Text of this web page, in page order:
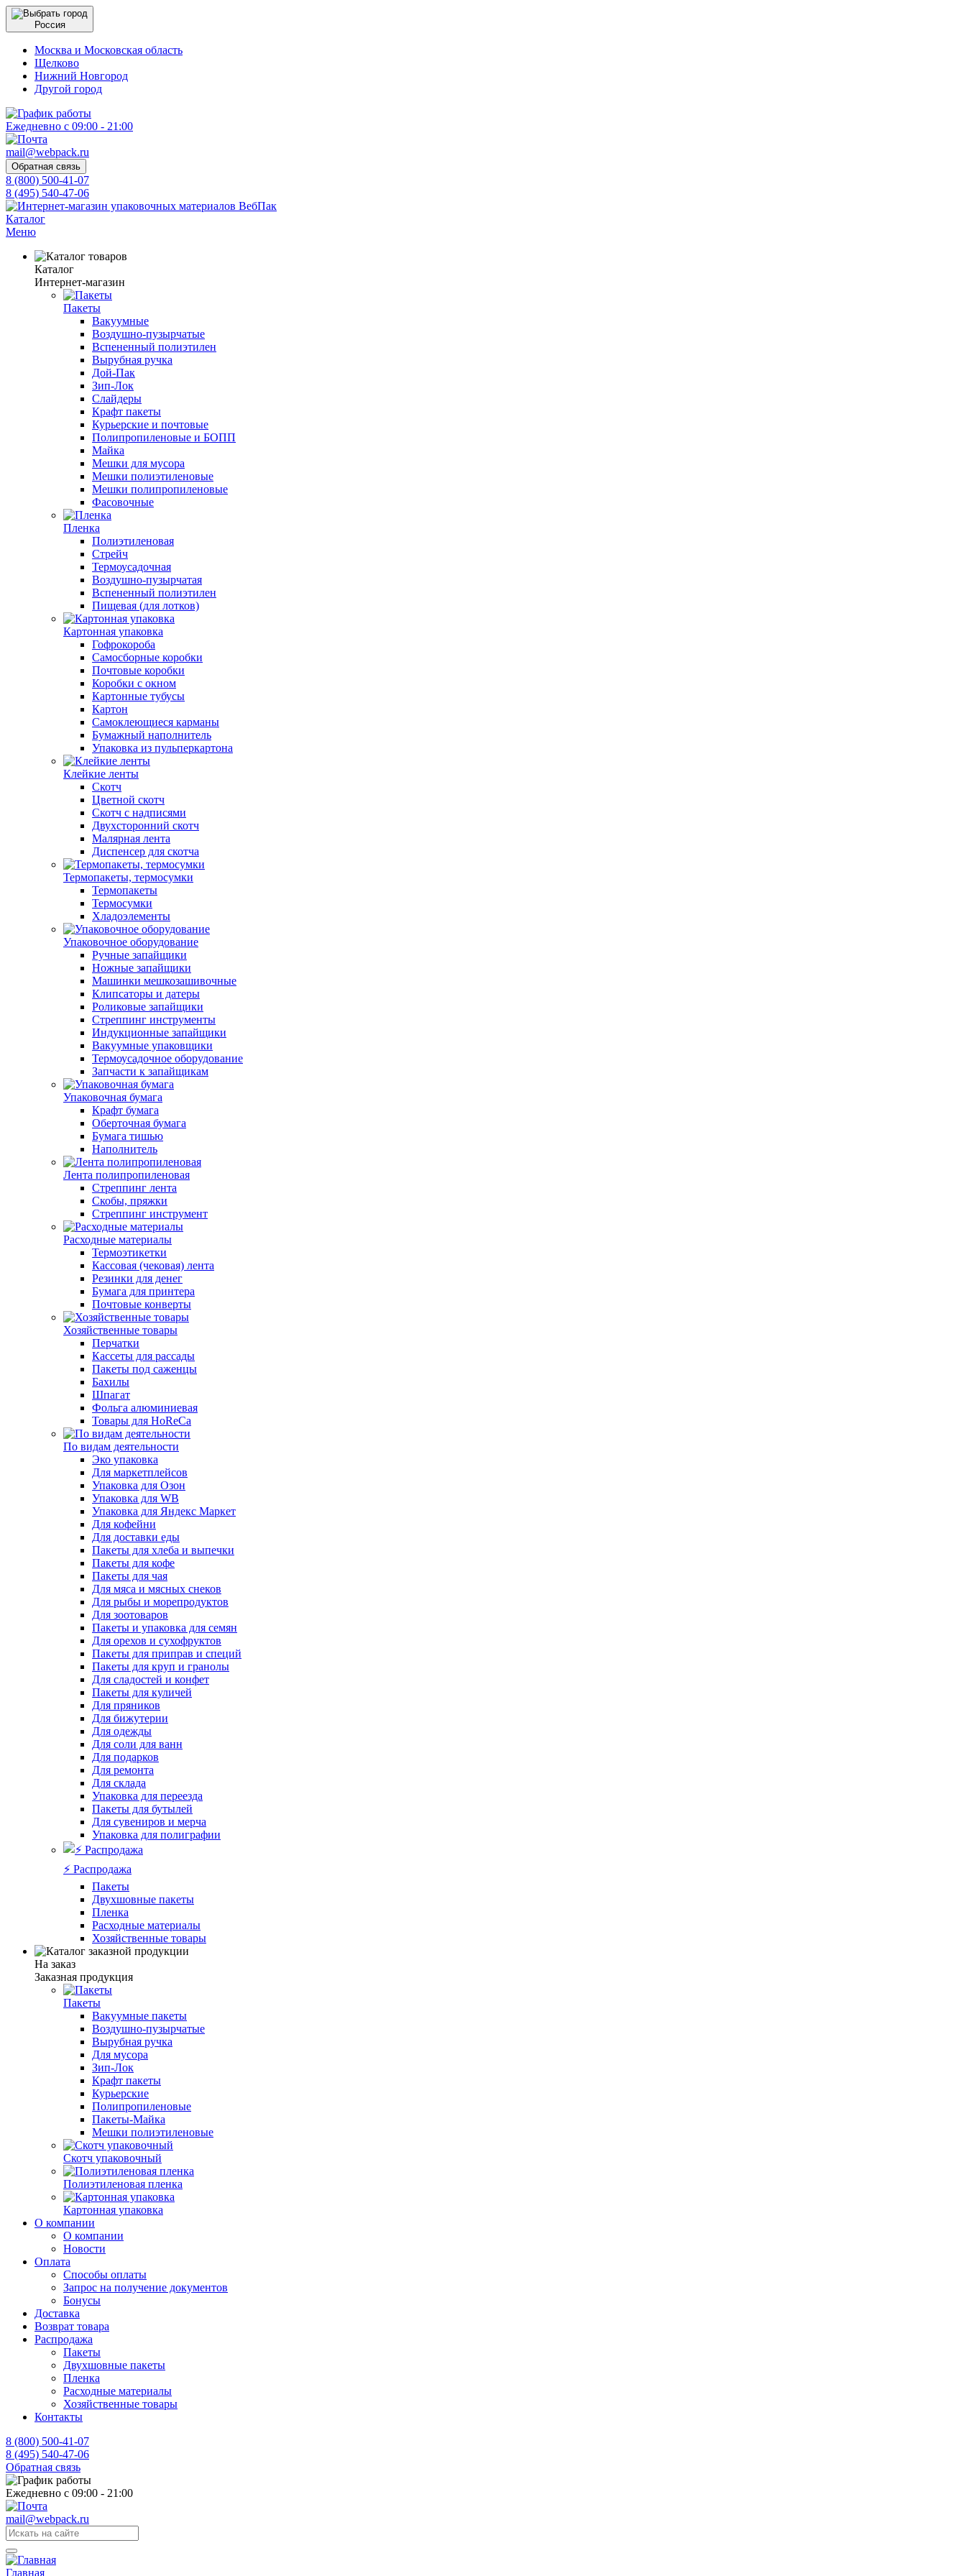
Россия
Москва и Московская область
Щелково
Нижний Новгород
Другой город
Ежедневно с 09:00 - 21:00
mail@webpack.ru
Обратная связь
8 (800) 500-41-07
8 (495) 540-47-06
Каталог
Меню
Каталог
Интернет-магазин
Пакеты
Вакуумные
Воздушно-пузырчатые
Вспененный полиэтилен
Вырубная ручка
Дой-Пак
Зип-Лок
Слайдеры
Крафт пакеты
Курьерские и почтовые
Полипропиленовые и БОПП
Майка
Мешки для мусора
Мешки полиэтиленовые
Мешки полипропиленовые
Фасовочные
Пленка
Полиэтиленовая
Стрейч
Термоусадочная
Воздушно-пузырчатая
Вспененный полиэтилен
Пищевая (для лотков)
Картонная упаковка
Гофрокороба
Самосборные коробки
Почтовые коробки
Коробки с окном
Картонные тубусы
Картон
Самоклеющиеся карманы
Бумажный наполнитель
Упаковка из пульперкартона
Клейкие ленты
Скотч
Цветной скотч
Скотч с надписями
Двухсторонний скотч
Малярная лента
Диспенсер для скотча
Термопакеты, термосумки
Термопакеты
Термосумки
Хладоэлементы
Упаковочное оборудование
Ручные запайщики
Ножные запайщики
Машинки мешкозашивочные
Клипсаторы и датеры
Роликовые запайщики
Стреппинг инструменты
Индукционные запайщики
Вакуумные упаковщики
Термоусадочное оборудование
Запчасти к запайщикам
Упаковочная бумага
Крафт бумага
Оберточная бумага
Бумага тишью
Наполнитель
Лента полипропиленовая
Стреппинг лента
Скобы, пряжки
Стреппинг инструмент
Расходные материалы
Термоэтикетки
Кассовая (чековая) лента
Резинки для денег
Бумага для принтера
Почтовые конверты
Хозяйственные товары
Перчатки
Кассеты для рассады
Пакеты под саженцы
Бахилы
Шпагат
Фольга алюминиевая
Товары для HoReCa
По видам деятельности
Эко упаковка
Для маркетплейсов
Упаковка для Озон
Упаковка для WB
Упаковка для Яндекс Маркет
Для кофейни
Для доставки еды
Пакеты для хлеба и выпечки
Пакеты для кофе
Пакеты для чая
Для мяса и мясных снеков
Для рыбы и морепродуктов
Для зоотоваров
Пакеты и упаковка для семян
Для орехов и сухофруктов
Пакеты для приправ и специй
Пакеты для круп и гранолы
Для сладостей и конфет
Пакеты для куличей
Для пряников
Для бижутерии
Для одежды
Для соли для ванн
Для подарков
Для ремонта
Для склада
Упаковка для переезда
Пакеты для бутылей
Для сувениров и мерча
Упаковка для полиграфии
⚡️ Распродажа
Пакеты
Двухшовные пакеты
Пленка
Расходные материалы
Хозяйственные товары
На заказ
Заказная продукция
Пакеты
Вакуумные пакеты
Воздушно-пузырчатые
Вырубная ручка
Для мусора
Зип-Лок
Крафт пакеты
Курьерские
Полипропиленовые
Пакеты-Майка
Мешки полиэтиленовые
Скотч упаковочный
Полиэтиленовая пленка
Картонная упаковка
О компании
О компании
Новости
Оплата
Способы оплаты
Запрос на получение документов
Бонусы
Доставка
Возврат товара
Распродажа
Пакеты
Двухшовные пакеты
Пленка
Расходные материалы
Хозяйственные товары
Контакты
8 (800) 500-41-07
8 (495) 540-47-06
Обратная связь
Ежедневно с 09:00 - 21:00
mail@webpack.ru
Главная